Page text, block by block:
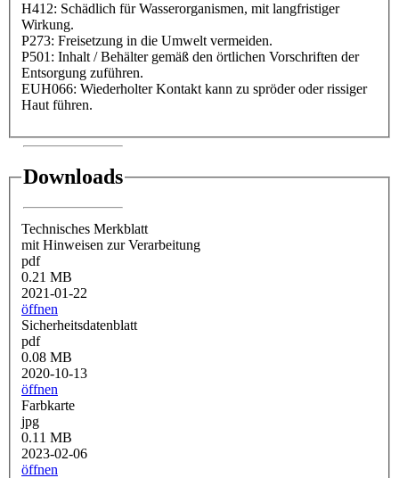
H412: Schädlich für Wasserorganismen, mit langfristiger
Wirkung.
P273: Freisetzung in die Umwelt vermeiden.
P501: Inhalt / Behälter gemäß den örtlichen Vorschriften der
Entsorgung zuführen.
EUH066: Wiederholter Kontakt kann zu spröder oder rissiger
Haut führen.
Downloads
Technisches Merkblatt
mit Hinweisen zur Verarbeitung
pdf
0.21 MB
2021-01-22
öffnen
Sicherheitsdatenblatt
pdf
0.08 MB
2020-10-13
öffnen
Farbkarte
jpg
0.11 MB
2023-02-06
öffnen